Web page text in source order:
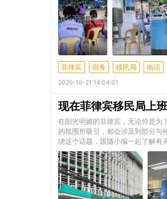
菲律宾 宿务 移民局 电话
2025-10-21 14:04:01
现在菲律宾移民局上
在阳光明媚的菲律宾，无论你是为
的氛围所吸引，都会涉及到部分与
绕这个话题，跟随小编一起了解有